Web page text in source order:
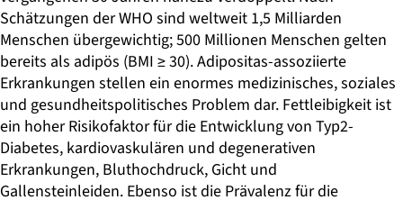
Schätzungen der WHO sind weltweit 1,5 Milliarden
Menschen übergewichtig; 500 Millionen Menschen gelten
bereits als adipös (BMI ≥ 30). Adipositas-assoziierte
Erkrankungen stellen ein enormes medizinisches, soziales
und gesundheitspolitisches Problem dar. Fettleibigkeit ist
ein hoher Risikofaktor für die Entwicklung von Typ2-
Diabetes, kardiovaskulären und degenerativen
Erkrankungen, Bluthochdruck, Gicht und
Gallensteinleiden. Ebenso ist die Prävalenz für die